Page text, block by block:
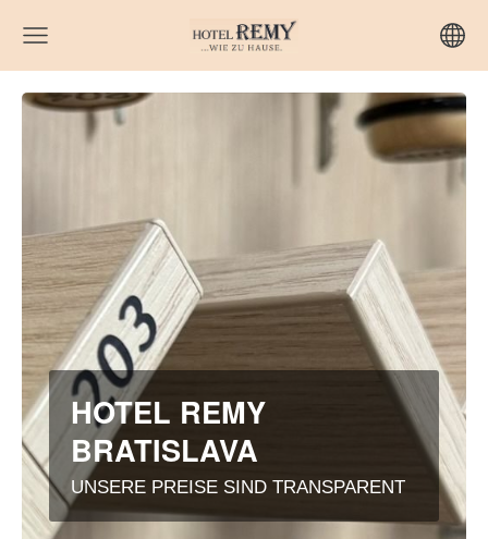
HOTEL REMY
BRATISLAVA
UNSERE PREISE SIND TRANSPARENT